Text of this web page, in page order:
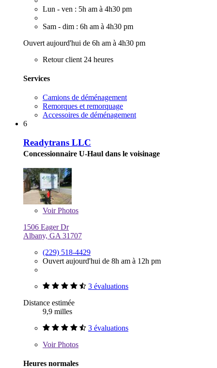
Lun - ven : 5h am à 4h30 pm
Sam - dim : 6h am à 4h30 pm
Ouvert aujourd'hui de 6h am à 4h30 pm
Retour client 24 heures
Services
Camions de déménagement
Remorques et remorquage
Accessoires de déménagement
6
Readytrans LLC
Concessionnaire U-Haul dans le voisinage
VoirPhotos
1506 Eager Dr
Albany, GA 31707
(229) 518-4429
Ouvert aujourd'hui de 8h am à 12h pm
3 évaluations
Distance estimée
9,9 milles
3 évaluations
VoirPhotos
Heures normales